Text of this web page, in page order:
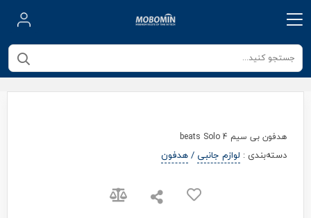
هدفون بی سیم beats Solo 4
دسته‌بندی : لوازم جانبی /هدفون